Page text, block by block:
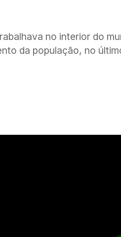
no interior do
da população, no